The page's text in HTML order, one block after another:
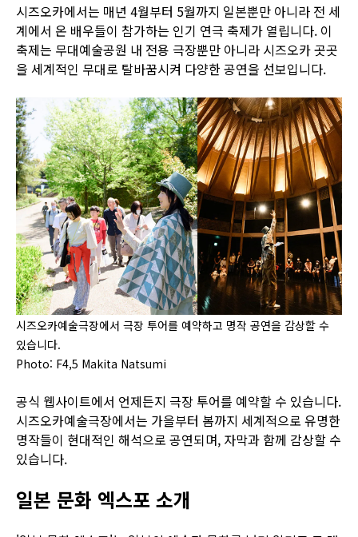
시즈오카에서는 매년 4월부터 5월까지 일본뿐만 아니라 전 세
계에서 온 배우들이 참가하는 인기 연극 축제가 열립니다. 이
축제는 무대예술공원 내 전용 극장뿐만 아니라 시즈오카 곳곳
을 세계적인 무대로 탈바꿈시켜 다양한 공연을 선보입니다.
시즈오카예술극장에서 극장 투어를 예약하고 명작 공연을 감상할 수
있습니다.
Photo: F4,5 Makita Natsumi
공식 웹사이트에서 언제든지 극장 투어를 예약할 수 있습니다.
시즈오카예술극장에서는 가을부터 봄까지 세계적으로 유명한
명작들이 현대적인 해석으로 공연되며, 자막과 함께 감상할 수
있습니다.
일본 문화 엑스포 소개